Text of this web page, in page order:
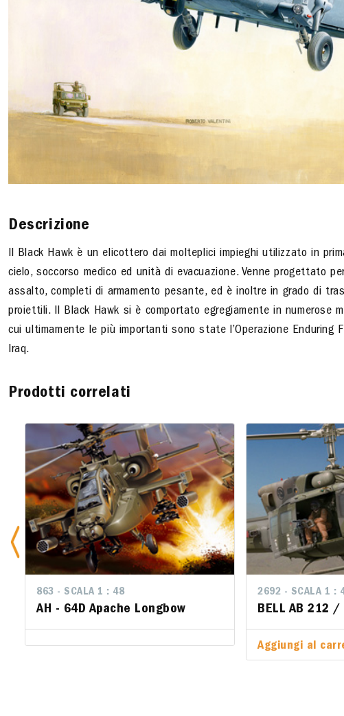
Descrizione
Il Black Hawk è un elicottero dai molteplici impieghi utilizzato in
cielo, soccorso medico ed unità di evacuazione. Venne progettato
assalto, completi di armamento pesante, ed è inoltre in grado di
proiettili. Il Black Hawk si è comportato egregiamente in numerose
cui ultimamente le più importanti sono state l’Operazione Enduring
Iraq.
Prodotti correlati
863 - SCALA 1 : 48
AH - 64D Apache Longbow
2692 - SCALA 1 :
BELL AB 212 /
Aggiungi al
2692 - SCALA 1 :
BELL AB 212 /
Aggiungi al